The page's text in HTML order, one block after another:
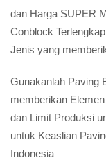
dan Harga SUPER
Conblock
Jenis yang
Gunakanlah Paving
memberikan
dan Limit Produksi
untuk Keaslian
Indonesia